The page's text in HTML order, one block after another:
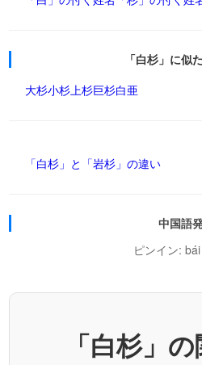
「白杉」に似
大杉小杉上杉巨杉白亜
「白杉」と「岩杉」の違い
中国語
ピンイン:
「白杉」